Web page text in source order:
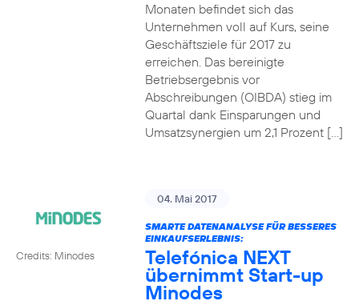
Monaten befindet sich das
Unternehmen voll auf Kurs, seine
Geschäftsziele für 2017 zu
erreichen. Das bereinigte
Betriebsergebnis vor
Abschreibungen (OIBDA) stieg im
Quartal dank Einsparungen und
Umsatzsynergien um 2,1 Prozent […]
Credits: Minodes
04. Mai 2017
SMARTE DATENANALYSE FÜR BESSERES
EINKAUFSERLEBNIS:
Telefónica NEXT
übernimmt Start-up
Minodes